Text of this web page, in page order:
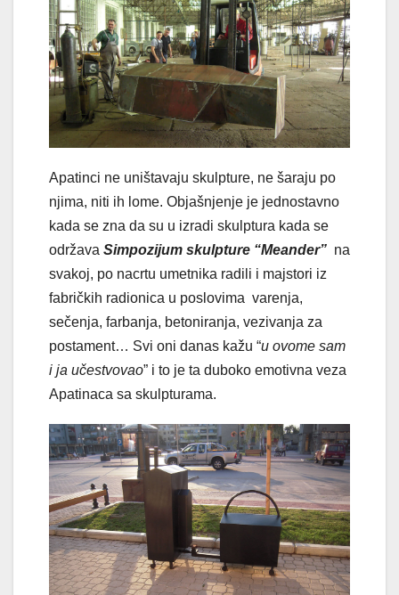
Apatinci ne uništavaju skulpture, ne šaraju po
njima, niti ih lome. Objašnjenje je jednostavno
kada se zna da su u izradi skulptura kada se
održava Simpozijum skulpture “Meander” na
svakoj, po nacrtu umetnika radili i majstori iz
fabričkih radionica u poslovima varenja,
sečenja, farbanja, betoniranja, vezivanja za
postament… Svi oni danas kažu “u ovome sam
i ja učestvovao” i to je ta duboko emotivna veza
Apatinaca sa skulpturama.